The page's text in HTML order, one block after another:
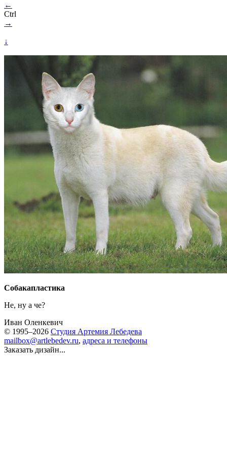
←
Ctrl
→
↓
Собакапластика
Не, ну а че?
Иван Оленкевич
© 1995–2026 Студия Артемия Лебедева
mailbox@artlebedev.ru, адреса и телефоны
Заказать дизайн...